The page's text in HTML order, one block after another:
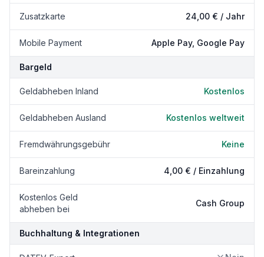
Zusatzkarte 24,00 € / Jahr
Mobile Payment Apple Pay, Google Pay
Bargeld
Geldabheben Inland Kostenlos
Geldabheben Ausland Kostenlos weltweit
Fremdwährungsgebühr Keine
Bareinzahlung 4,00 € / Einzahlung
Kostenlos Geld
abheben bei
Cash Group
Buchhaltung & Integrationen